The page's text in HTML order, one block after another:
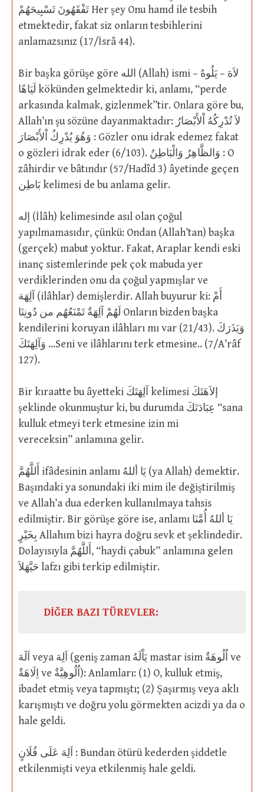
تَفْقَهُونَ تَسْبِيحَهُمْ Her şey Onu hamd ile tesbih
etmektedir, fakat siz onların tesbihlerini
anlamazsınız (17/İsrâ 44).
Bir başka görüşe göre الله (Allah) ismi لاَهَ – يَلُوهُ –
لَيَاهًا kökünden gelmektedir ki, anlamı, “perde
arkasında kalmak, gizlenmek”tir. Onlara göre bu,
Allah’ın şu sözüne dayanmaktadır: لاَ تُدْرِكُهُ اْلأَبْصَارُ
وَهُوَ يُدْرِكُ اْلأَبْصَارَ : Gözler onu idrak edemez fakat
o gözleri idrak eder (6/103). وَالظَّاهِرُ وَالْبَاطِنُ : O
zâhirdir ve bâtındır (57/Hadîd 3) âyetinde geçen
بَاطِن kelimesi de bu anlama gelir.
إله (İlâh) kelimesinde asıl olan çoğul
yapılmamasıdır, çünkü: Ondan (Allah’tan) başka
(gerçek) mabut yoktur. Fakat, Araplar kendi eski
inanç sistemlerinde pek çok mabuda yer
verdiklerinden onu da çoğul yapmışlar ve
آلِهَة (ilâhlar) demişlerdir. Allah buyurur ki: أَمْ
لَهُمْ آلِهَةٌ تَمْنَعُهُم من دُونِنَا Onların bizden başka
kendilerini koruyan ilâhları mı var (21/43). وَيَذَرَكَ
وَآلِهَتَكَ …Seni ve ilâhlarını terk etmesine.. (7/A’râf
127).
Bir kıraatte bu âyetteki آلِهَتَكَ kelimesi إلاَهَتَكَ
şeklinde okunmuştur ki, bu durumda عِبَادَتَكَ “sana
kulluk etmeyi terk etmesine izin mi
vereceksin” anlamına gelir.
أَللَّهُمَّ ifâdesinin anlamı يَا أللهُ (ya Allah) demektir.
Başındaki ya sonundaki iki mim ile değiştirilmiş
ve Allah’a dua ederken kullanılmaya tahsis
edilmiştir. Bir görüşe göre ise, anlamı يَا أللهُ أُمَّنَا
بِخَيْرٍ Allahım bizi hayra doğru sevk et şeklindedir.
Dolayısıyla أَللَّهُمَّ, “haydi çabuk” anlamına gelen
حَيَّهَلاَ lafzı gibi terkip edilmiştir.
DİĞER BAZI TÜREVLER:
اَلَهَ veya اَلِهَ (geniş zaman يَاْلَهُ mastar isim اُلُوهَةٌ ve
اِلَاهَةٌ ve اُلُوهِيَّةٌ): Anlamları: (1) O, kulluk etmiş,
ibadet etmiş veya tapmıştı; (2) Şaşırmış veya aklı
karışmıştı ve doğru yolu görmekten acizdi ya da o
hale geldi.
اَلِهَ عَلَى فُلَانٍ : Bundan ötürü kederden şiddetle
etkilenmişti veya etkilenmiş hale geldi.